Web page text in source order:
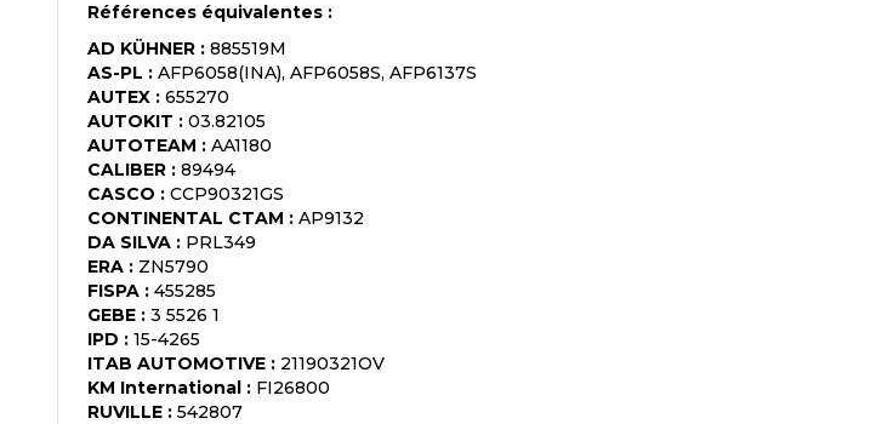
Références équivalentes :
AD KÜHNER : 885519M
AS-PL : AFP6058(INA), AFP6058S, AFP6137S
AUTEX : 655270
AUTOKIT : 03.82105
AUTOTEAM : AA1180
CALIBER : 89494
CASCO : CCP90321GS
CONTINENTAL CTAM : AP9132
DA SILVA : PRL349
ERA : ZN5790
FISPA : 455285
GEBE : 3 5526 1
IPD : 15-4265
ITAB AUTOMOTIVE : 21190321OV
KM International : FI26800
RUVILLE : 542807